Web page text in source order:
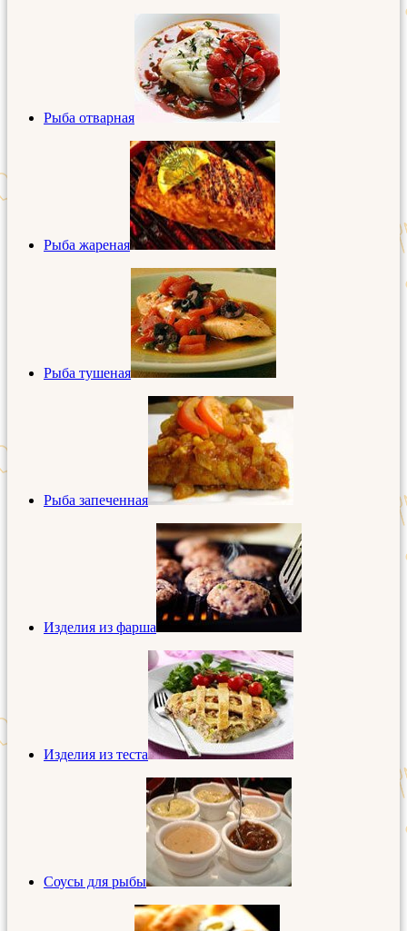
Рыба отварная
Рыба жареная
Рыба тушеная
Рыба запеченная
Изделия из фарша
Изделия из теста
Соусы для рыбы